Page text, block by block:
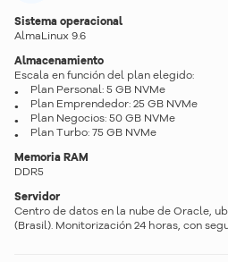
Sistema operacional
AlmaLinux 9.6
Almacenamiento
Escala en función del plan elegido:
Plan Personal: 5 GB NVMe
Plan Emprendedor: 25 GB NVMe
Plan Negocios: 50 GB NVMe
Plan Turbo: 75 GB NVMe
Memoria RAM
DDR5
Servidor
Centro de datos en la nube de Oracle,
(Brasil). Monitorización 24 horas, con